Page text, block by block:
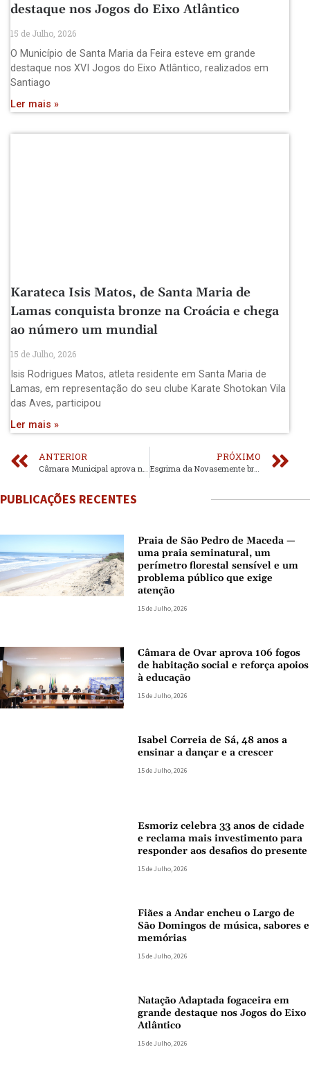
destaque nos Jogos do Eixo Atlântico
15 de Julho, 2026
O Município de Santa Maria da Feira esteve em grande
destaque nos XVI Jogos do Eixo Atlântico, realizados em
Santiago
Ler mais »
Karateca Isis Matos, de Santa Maria de
Lamas conquista bronze na Croácia e chega
ao número um mundial
15 de Julho, 2026
Isis Rodrigues Matos, atleta residente em Santa Maria de
Lamas, em representação do seu clube Karate Shotokan Vila
das Aves, participou
Ler mais »
ANTERIOR PRÓXIMO
PUBLICAÇÕES RECENTES
Praia de São Pedro de Maceda —
uma praia seminatural, um
perímetro florestal sensível e um
problema público que exige
atenção
15 de Julho, 2026
Câmara de Ovar aprova 106 fogos
de habitação social e reforça apoios
à educação
15 de Julho, 2026
Isabel Correia de Sá, 48 anos a
ensinar a dançar e a crescer
15 de Julho, 2026
Esmoriz celebra 33 anos de cidade
e reclama mais investimento para
responder aos desafios do presente
15 de Julho, 2026
Fiães a Andar encheu o Largo de
São Domingos de música, sabores e
memórias
15 de Julho, 2026
Natação Adaptada fogaceira em
grande destaque nos Jogos do Eixo
Atlântico
15 de Julho, 2026